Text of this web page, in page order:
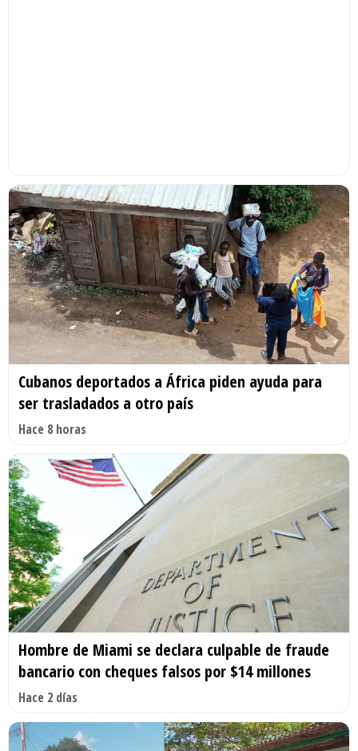
Cubanos deportados a África piden ayuda para
ser trasladados a otro país
Hace 8 horas
Hombre de Miami se declara culpable de fraude
bancario con cheques falsos por $14 millones
Hace 2 días